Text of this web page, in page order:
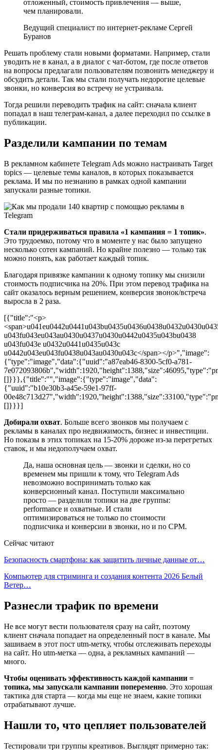
отложенный, стоимость привлечения — выше,
чем планировали.
Ведущий специалист по интернет-рекламе Сергей
Буранов
Решать проблему стали новыми форматами. Например, стали
уводить не в канал, а в диалог с чат-ботом, где после ответов
на вопросы предлагали пользователям позвонить менеджеру и
обсудить детали. Так мы стали получать недорогие целевые
звонки, но конверсия во встречу не устраивала.
Тогда решили переводить трафик на сайт: сначала клиент
попадал в наш телеграм-канал, а далее переходил по ссылке в
публикации.
Разделили кампании по темам
В рекламном кабинете Telegram Ads можно настраивать Target
topics — целевые темы каналов, в которых показывается
реклама. И мы по незнанию в рамках одной кампании
запускали разные топики.
Стали придерживаться правила «1 кампания = 1 топик».
Это трудоемко, потому что в моменте у нас было запущено
несколько сотен кампаний. Но крайне полезно — только так
можно понять, как работает каждый топик.
Благодаря привязке кампании к одному топику мы снизили
стоимость подписчика на 20%. При этом перевод трафика на
сайт оказалось верным решением, конверсия звонок/встреча
выросла в 2 раза.
[{"title":"<p>
u043fu043eu043au0430u0437u0430u0442u0435u043bu0438
u043fu043e u0432u0441u0435u043c
u0442u043eu043fu0438u043au0430u043c</span></p>","image":
{"type":"image","data":{"uuid":"a87eab46-8300-5cf0-a781-
[]}}},{"title":"","image":{"type":"image","data":
{"uuid":"b10e30b3-a45e-59e1-97ff-
[]}}}]
Добирали охват. Больше всего звонков мы получаем с
рекламы в каналах про недвижимость, бизнес и инвестиции.
Но показы в этих топиках на 15-20% дороже из-за перегретых
ставок, и мы недополучаем охват.
Да, наша основная цель — звонки и сделки, но со
временем мы пришли к тому, что Telegram Ads
невозможно воспринимать только как
конверсионный канал. Поступили максимально
просто — разделили топики на две группы:
performance и охватные. И стали
оптимизироваться не только по стоимости
подписчика и конверсии в звонки, но и по CPM.
Сейчас читают
Безопасность смартфона: как защитить личные данные от…
Компьютер для стриминга и создания контента 2026 Белый
Ветер…
Разнесли трафик по времени
Не все могут вести пользователя сразу на сайт, поэтому
клиент сначала попадает на определенный пост в канале. Мы
зашиваем в этот пост utm-метку, чтобы отслеживать переходы
на сайт. Но utm-метка — одна, а рекламных кампаний —
много.
Чтобы оценивать эффективность каждой кампании =
топика, мы запускали кампании попеременно. Это хорошая
тактика для старта — когда мы еще не знаем, какие топики
отрабатывают лучше.
Нашли то, что цепляет пользователей
Тестировали три группы креативов. Выглядят примерно так: